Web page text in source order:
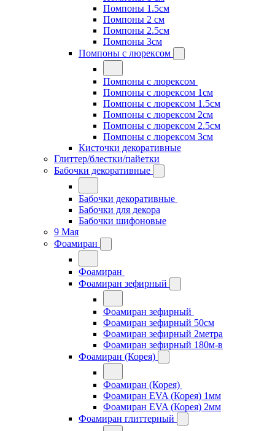
Помпоны 1.5см
Помпоны 2 см
Помпоны 2.5см
Помпоны 3см
Помпоны с люрексом
Помпоны с люрексом
Помпоны с люрексом 1см
Помпоны с люрексом 1.5см
Помпоны с люрексом 2см
Помпоны с люрексом 2.5см
Помпоны с люрексом 3см
Кисточки декоративные
Глиттер/блестки/пайетки
Бабочки декоративные
Бабочки декоративные
Бабочки для декора
Бабочки шифоновые
9 Мая
Фоамиран
Фоамиран
Фоамиран зефирный
Фоамиран зефирный
Фоамиран зефирный 50см
Фоамиран зефирный 2метра
Фоамиран зефирный 180м-в
Фоамиран (Корея)
Фоамиран (Корея)
Фоамиран EVA (Корея) 1мм
Фоамиран EVA (Корея) 2мм
Фоамиран глиттерный